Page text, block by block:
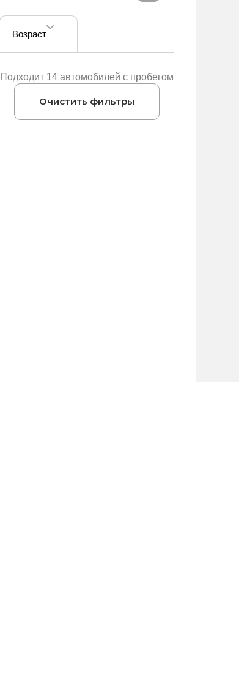
Возраст
Подходит 14 автомобилей с пробегом
Очистить фильтры